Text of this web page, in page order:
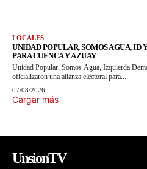
LOCALES
UNIDAD POPULAR, SOMOS AGUA, ID
PARA CUENCA Y AZUAY
Unidad Popular, Somos Agua, Izquierda
oficializaron una alianza electoral para...
07/08/2026
Cargar más
UnsionTV